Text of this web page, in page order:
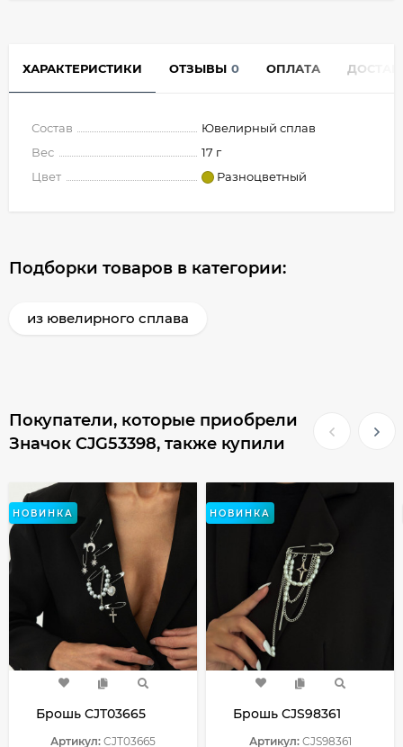
ХАРАКТЕРИСТИКИ ОТЗЫВЫ 0 ОПЛАТА
Состав
Ювелирный сплав
Вес
17 г
Цвет
Разноцветный
Подборки товаров в категории:
из ювелирного сплава
Покупатели, которые приобрели
Значок CJG53398, также купили
НОВИНКА
Брошь CJT03665
Артикул: CJT03665
НОВИНКА
Брошь CJS98361
Артикул:CJS98361